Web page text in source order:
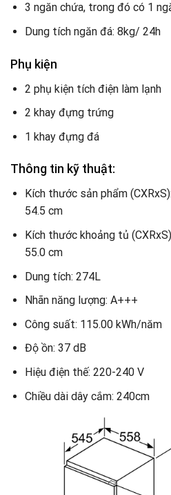
3 ngăn chứa, trong đó có 1
Dung tích ngăn đá: 8kg/ 24h
Phụ kiện
2 phụ kiện tích điện làm lạnh
2 khay đựng trứng
1 khay đựng đá
Thông tin kỹ thuật:
Kích thước sản phẩm
54.5 cm
Kích thước khoảng tủ
55.0 cm
Dung tích: 274L
Nhãn năng lượng: A+++
Công suất: 115.00 kWh/năm
Độ ồn: 37 dB
Hiệu điện thế: 220-240 V
Chiều dài dây cắm: 240cm